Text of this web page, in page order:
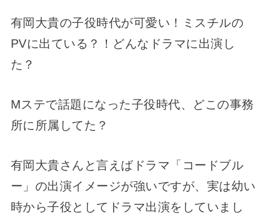
有岡大貴の子役時代が可愛い！ミスチルの
PVに出ている？！どんなドラマに出演し
た？
Mステで話題になった子役時代、どこの事務
所に所属してた？
有岡大貴さんと言えばドラマ「コードブル
ー」の出演イメージが強いですが、実は幼い
時から子役としてドラマ出演をしていまし